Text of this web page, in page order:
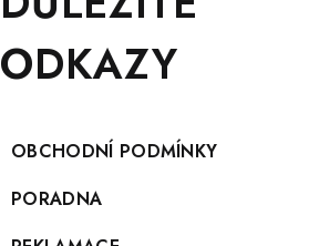
ODKAZY
OBCHODNÍ PODMÍNKY
PORADNA